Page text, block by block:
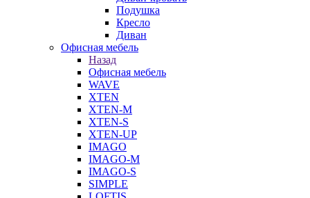
Подушка
Кресло
Диван
Офисная мебель
Назад
Офисная мебель
WAVE
XTEN
XTEN-M
XTEN-S
XTEN-UP
IMAGO
IMAGO-M
IMAGO-S
SIMPLE